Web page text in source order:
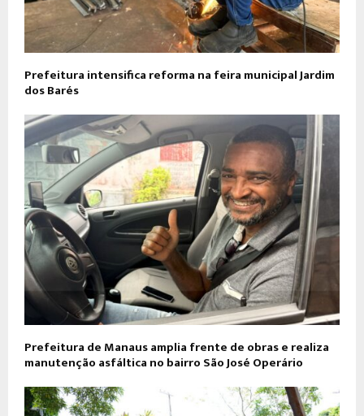
Prefeitura intensifica reforma na feira municipal Jardim
dos Barés
Prefeitura de Manaus amplia frente de obras e realiza
manutenção asfáltica no bairro São José Operário